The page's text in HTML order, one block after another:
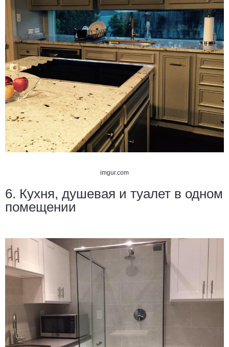
imgur.com
6. Кухня, душевая и туалет в одном
помещении